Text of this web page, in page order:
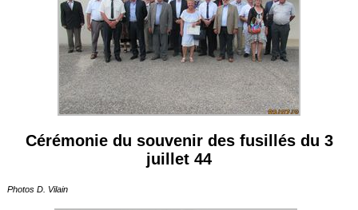
Cérémonie du souvenir des fusillés du 3
juillet 44
Photos D. Vilain